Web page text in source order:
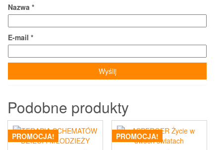
Nazwa *
E-mail *
Podobne produkty
PROMOCJA!
PROMOCJA!